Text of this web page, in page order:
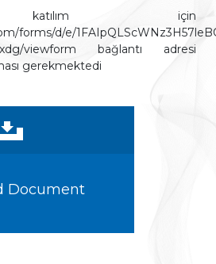
katılım için
forms/d/e/
viewform bağlantı adresi
gerekmektedi
Document